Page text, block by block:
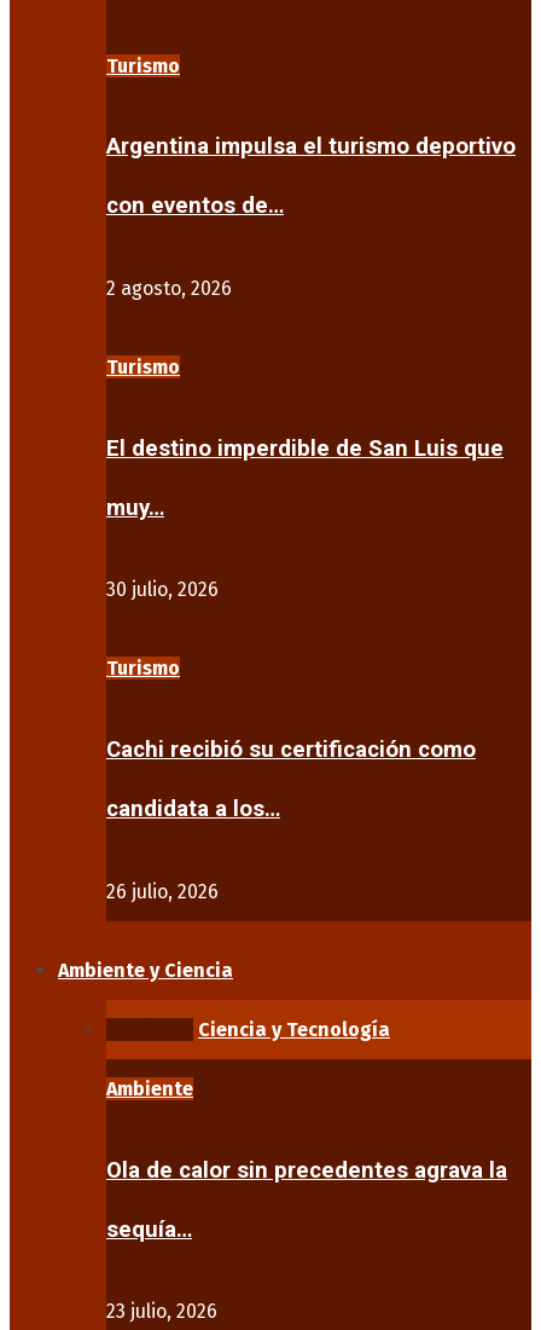
Turismo
Argentina impulsa el turismo deportivo
con eventos de…
2 agosto, 2026
Turismo
El destino imperdible de San Luis que
muy…
30 julio, 2026
Turismo
Cachi recibió su certificación como
candidata a los…
26 julio, 2026
Ambiente y Ciencia
Ciencia y Tecnología
Ambiente
Ola de calor sin precedentes agrava la
sequía…
23 julio, 2026